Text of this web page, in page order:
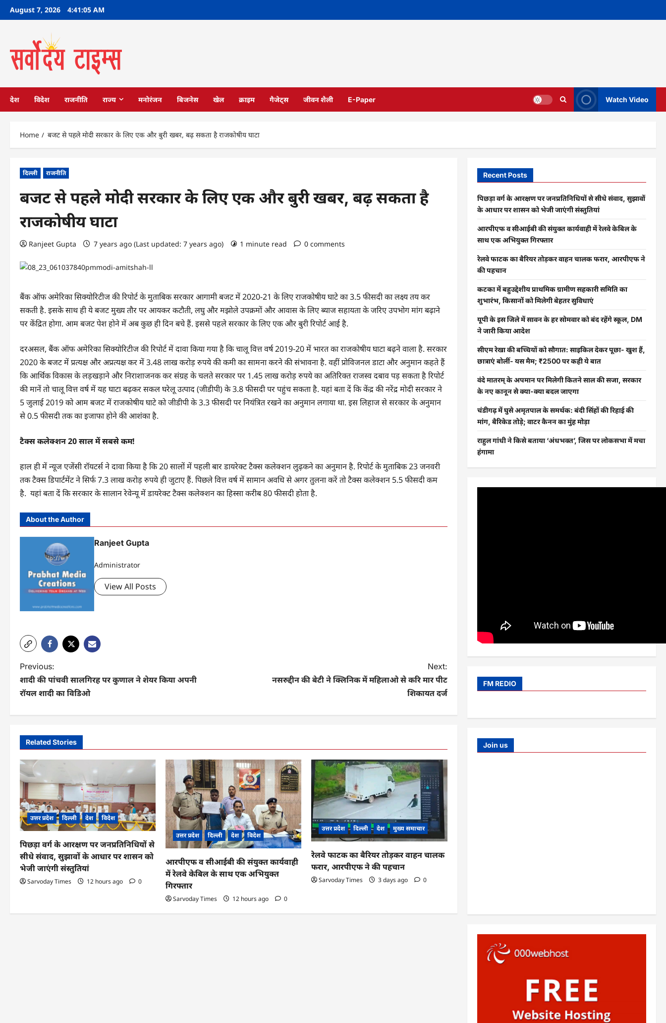
SkipAugust 7, 2026 4:41:06 AM
देश विदेश राजनीति राज्य मनोरंजन बिजनेस खेल क्राइम गैजेट्स जीवन शैली E-Paper Watch Video
Home बजट से पहले मोदी सरकार के लिए एक और बुरी खबर, बढ़ सकता है राजकोषीय घाटा
दिल्ली राजनीति
बजट से पहले मोदी सरकार के लिए एक और बुरी खबर, बढ़ सकता है
राजकोषीय घाटा
Ranjeet Gupta 7 years ago (Last updated: 7 years ago) 1 minute read 0 comments
बैंक ऑफ अमेरिका सिक्योरिटीज की रिपोर्ट के मुताबिक सरकार आगामी बजट में 2020-21 के लिए राजकोषीय घाटे का 3.5 फीसदी का लक्ष्य तय कर
सकती है. इसके साथ ही ये बजट मुख्‍य तौर पर आयकर कटौती, लघु और मझोले उपक्रमों और आवास के लिए ब्याज सहायता के जरिए उपभोग मांग बढ़ाने
पर केंद्रित होगा. आम बजट पेश होने में अब कुछ ही दिन बचे हैं. इससे पहले सरकार के लिए एक और बुरी रिपोर्ट आई है.
दरअसल, बैंक ऑफ अमेरिका सिक्योरिटीज की रिपोर्ट में दावा किया गया है कि चालू वित्त वर्ष 2019-20 में भारत का राजकोषीय घाटा बढ़ने वाला है. सरकार
2020 के बजट में प्रत्यक्ष और अप्रत्यक्ष कर में 3.48 लाख करोड़ रुपये की कमी का सामना करने की संभावना है. वहीं प्रोविजनल डाटा और अनुमान कहते हैं
कि आर्थिक विकास के लड़खड़ाने और निराशाजनक कर संग्रह के चलते सरकार पर 1.45 लाख करोड़ रुपये का अतिरिक्त राजस्व दबाव पड़ सकता है रिपोर्ट
की मानें तो चालू वित्त वर्ष में यह घाटा बढ़कर सकल घरेलू उत्पाद (जीडीपी) के 3.8 फीसदी पर पहुंच सकता है. यहां बता दें कि केंद्र की नरेंद्र मोदी सरकार ने
5 जुलाई 2019 को आम बजट में राजकोषीय घाटे को जीडीपी के 3.3 फीसदी पर नियंत्रित रखने का अनुमान लगाया था. इस लिहाज से सरकार के अनुमान
से 0.5 फीसदी तक का इजाफा होने की आशंका है.
टैक्‍स कलेक्‍शन 20 साल में सबसे कम!
हाल ही में न्‍यूज एजेंसी रॉयटर्स ने दावा किया है कि 20 सालों में पहली बार डायरेक्‍ट टैक्‍स कलेक्‍शन लुढ़कने का अनुमान है. रिपोर्ट के मुताबिक 23 जनवरी
तक टैक्स​ डिपार्टमेंट ने सिर्फ 7.3 लाख करोड़ रुपये ही जुटाए हैं. पिछले वित्त वर्ष में सामान अवधि से अगर तुलना करें तो टैक्‍स कलेक्‍शन 5.5 फीसदी कम
है. यहां बता दें कि सरकार के सालान रेवेन्यू में डायरेक्ट टैक्स कलेक्शन का हिस्सा करीब 80 फीसदी होता है.
About the Author
Ranjeet Gupta
Administrator
View All Posts
P
o
n
a
v
g
a
t
i
o
Previous:
शादी की पांचवी सालगिरह पर कुणाल ने शेयर किया अपनी
रॉयल शादी का विडिओ
Next:
नसरुद्दीन की बेटी ने क्लिनिक में महिलाओ से करि मार पीट
शिकायत दर्ज
Related Stories
उत्तर प्रदेश दिल्ली देश विदेश
पिछड़ा वर्ग के आरक्षण पर जनप्रतिनिधियों से
सीधे संवाद, सुझावों के आधार पर शासन को
भेजी जाएंगी संस्तुतियां
Sarvoday Times 12 hours ago 0
उत्तर प्रदेश दिल्ली देश विदेश
आरपीएफ व सीआईबी की संयुक्त कार्यवाही
में रेलवे केबिल के साथ एक अभियुक्त
गिरफ्तार
Sarvoday Times 12 hours ago 0
उत्तर प्रदेश दिल्ली देश मुख्य समाचार
रेलवे फाटक का बैरियर तोड़कर वाहन चालक
फरार, आरपीएफ ने की पहचान
Sarvoday Times 3 days ago 0
Recent Posts
पिछड़ा वर्ग के आरक्षण पर जनप्रतिनिधियों से सीधे संवाद, सुझावों
के आधार पर शासन को भेजी जाएंगी संस्तुतियां
आरपीएफ व सीआईबी की संयुक्त कार्यवाही में रेलवे केबिल के
साथ एक अभियुक्त गिरफ्तार
रेलवे फाटक का बैरियर तोड़कर वाहन चालक फरार, आरपीएफ ने
की पहचान
कटका में बहुउद्देशीय प्राथमिक ग्रामीण सहकारी समिति का
शुभारंभ, किसानों को मिलेगी बेहतर सुविधाएं
यूपी के इस जिले में सावन के हर सोमवार को बंद रहेंगे स्कूल, DM
ने जारी किया आदेश
सीएम रेखा की बच्चियों को सौगात: साइकिल देकर पूछा- खुश हैं,
छात्राएं बोलीं- यस मैम; ₹2500 पर कही ये बात
वंदे मातरम् के अपमान पर मिलेगी कितने साल की सजा, सरकार
के नए कानून से क्या-क्या बदल जाएगा
चंडीगढ़ में घुसे अमृतपाल के समर्थक: बंदी सिंहों की रिहाई की
मांग, बैरिकेड तोड़े; वाटर कैनन का मुंह मोड़ा
राहुल गांधी ने किसे बताया ‘अंधभक्त’, जिस पर लोकसभा में मचा
हंगामा
FM REDIO
Join us